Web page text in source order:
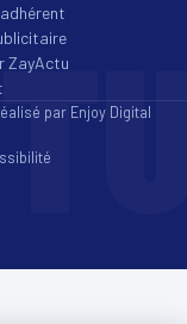
ZayActu
par Enjoy Digital